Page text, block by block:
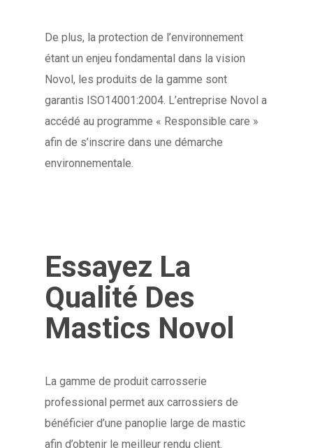
De plus, la protection de l’environnement
étant un enjeu fondamental dans la vision
Novol, les produits de la gamme sont
garantis ISO14001:2004. L’entreprise Novol a
accédé au programme « Responsible care »
afin de s’inscrire dans une démarche
environnementale.
Essayez La
Qualité Des
Mastics Novol
La gamme de produit carrosserie
professional permet aux carrossiers de
bénéficier d’une panoplie large de mastic
afin d’obtenir le meilleur rendu client.